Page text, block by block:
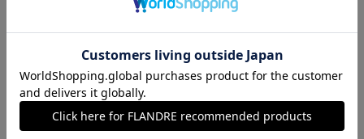
￥27,720(税込)